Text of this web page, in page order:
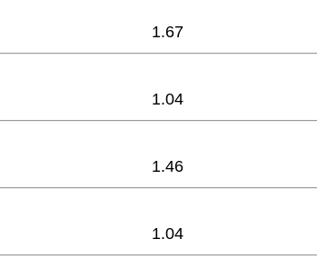
1.67
1.04
1.46
1.04